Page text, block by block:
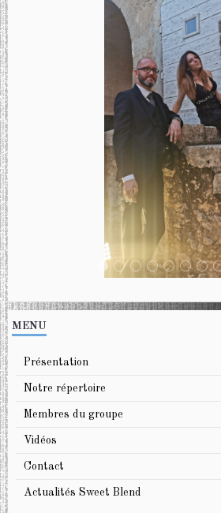
MENU
Présentation
Notre répertoire
Membres du groupe
Vidéos
Contact
Actualités Sweet Blend